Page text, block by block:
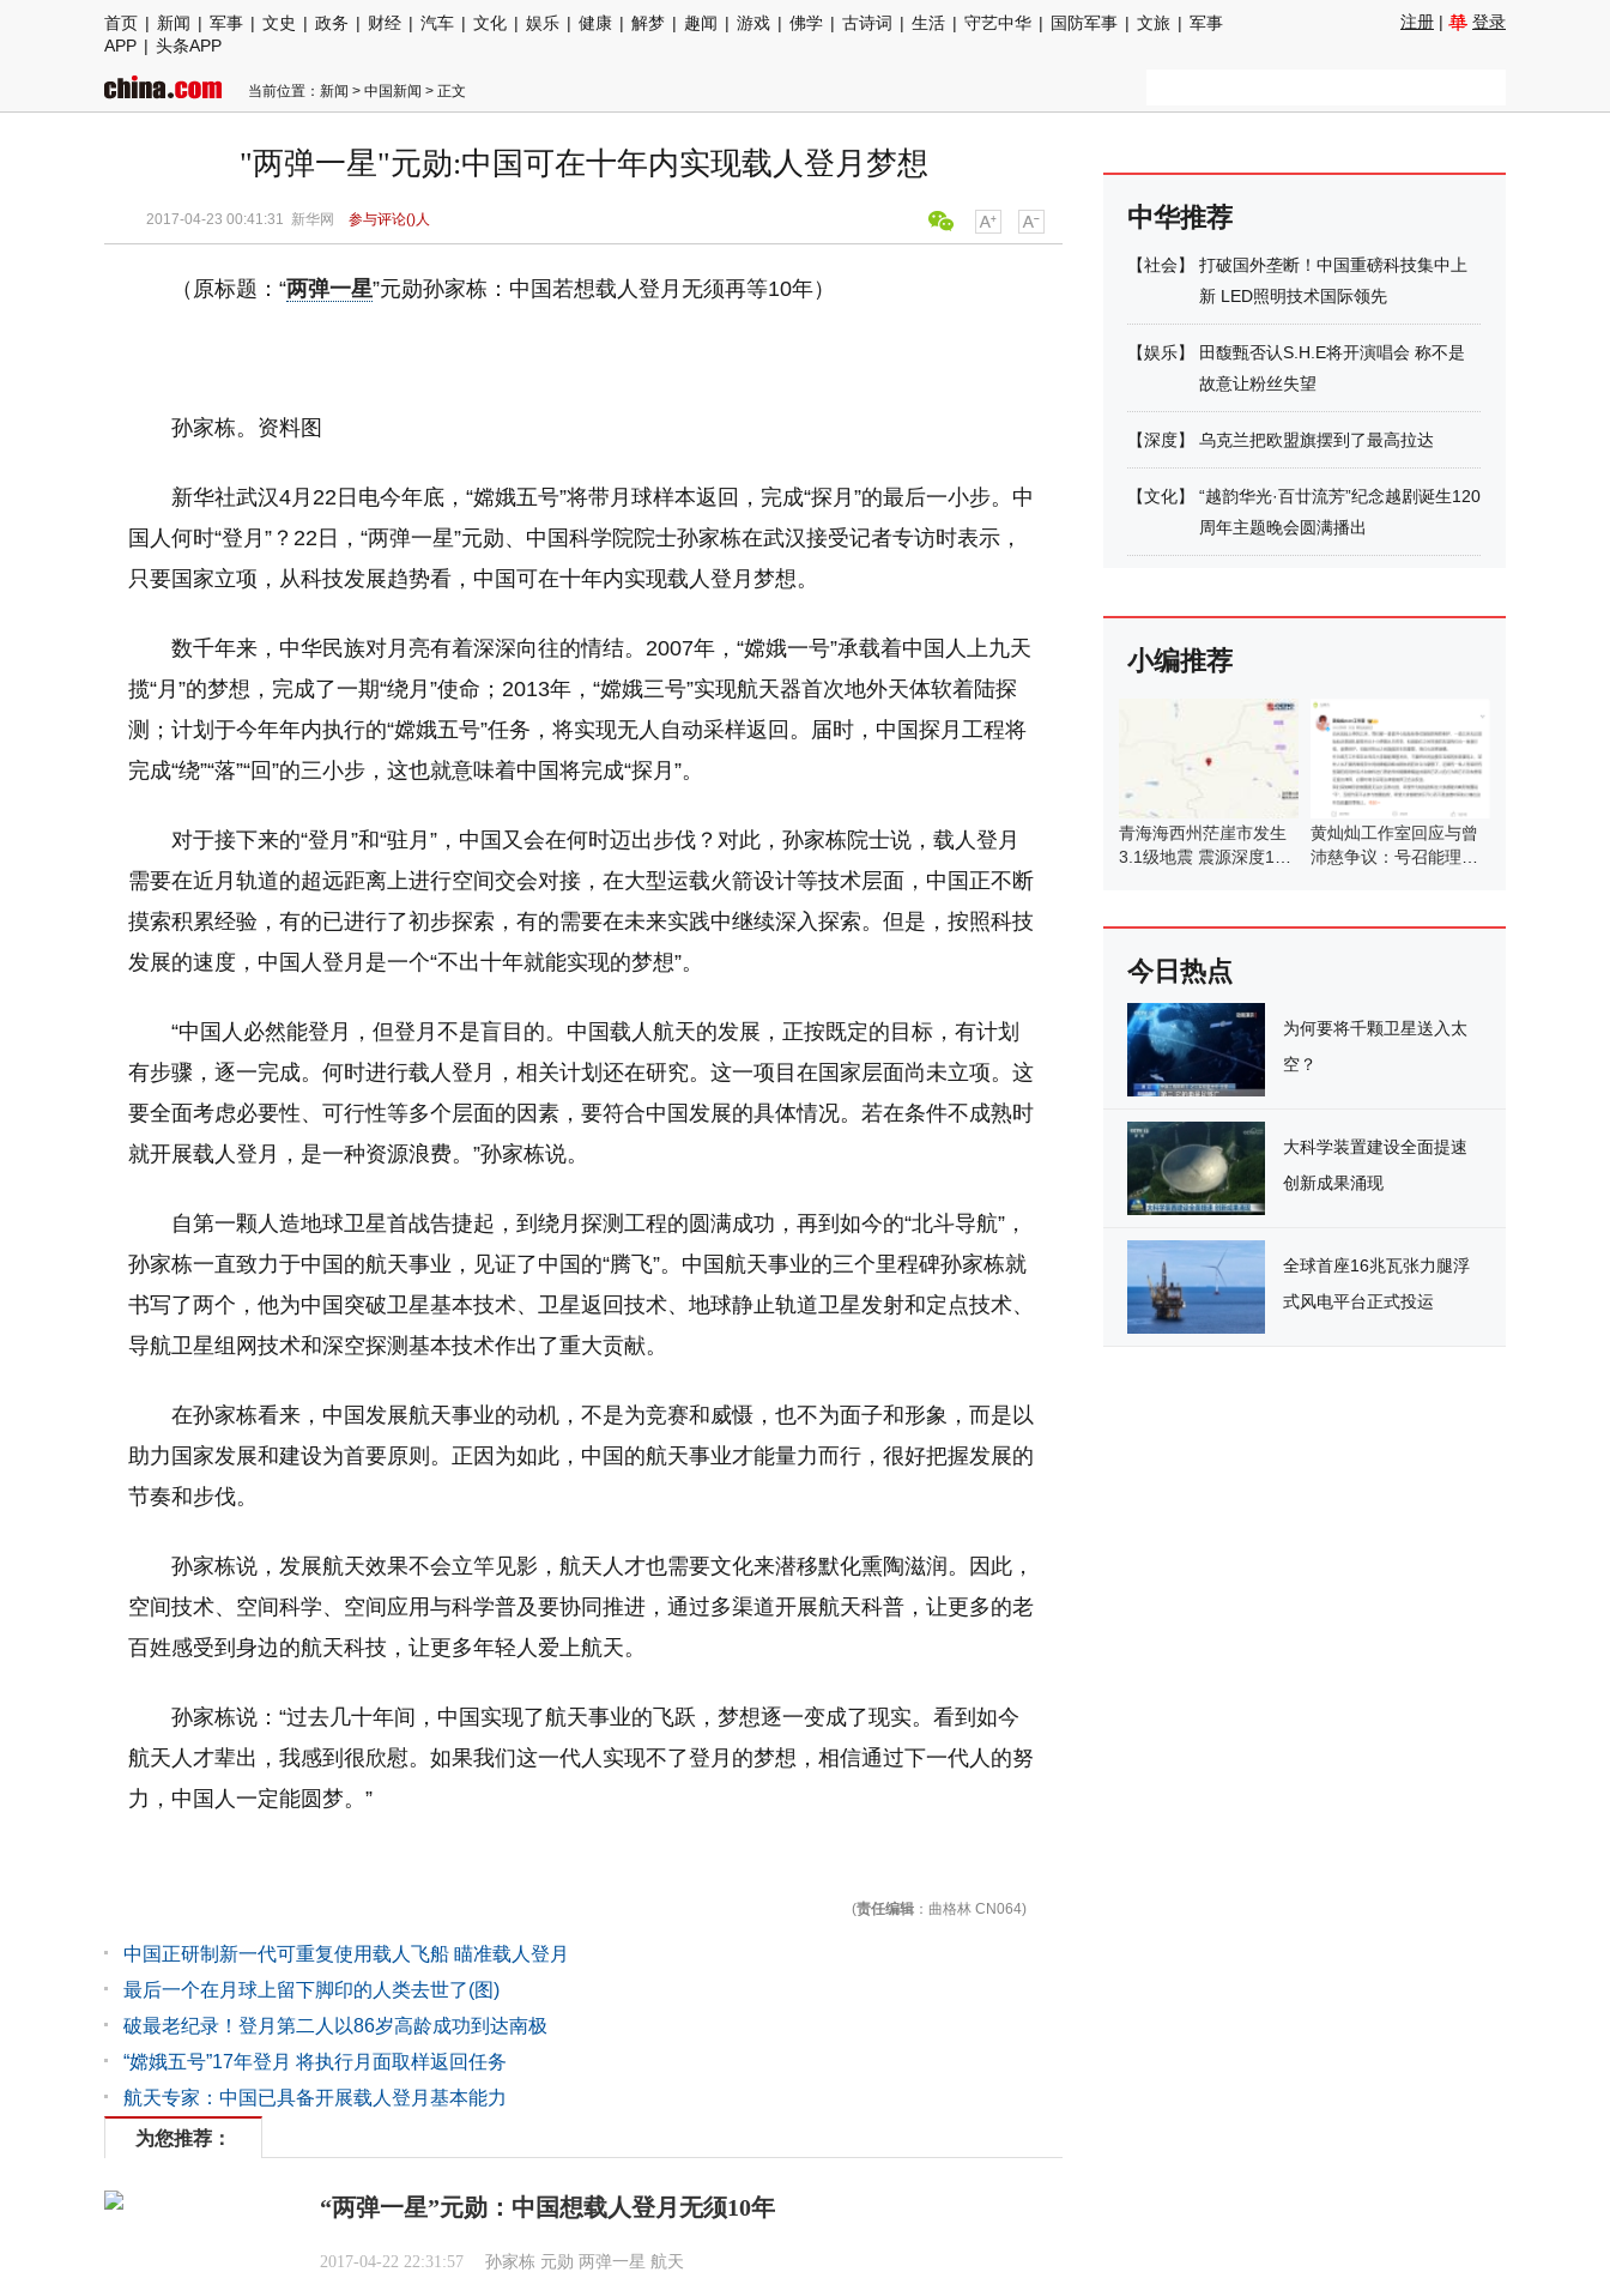
首页 | 新闻 | 军事 | 文史 | 政务 | 财经 | 汽车 | 文化 | 娱乐 | 健康 | 解梦 | 趣闻 | 游戏 | 佛学 | 古诗词 | 生活 | 守艺中华 | 国防军事 | 文旅 | 军事
APP | 头条APP
注册 | 登录
当前位置： 新闻 > 中国新闻 > 正文
"两弹一星"元勋:中国可在十年内实现载人登月梦想
2017-04-23 00:41:31 新华网 参与评论()人
（原标题：“两弹一星”元勋孙家栋：中国若想载人登月无须再等10年）
孙家栋。资料图
新华社武汉4月22日电今年底，“嫦娥五号”将带月球样本返回，完成“探月”的最后一小步。中
国人何时“登月”？22日，“两弹一星”元勋、中国科学院院士孙家栋在武汉接受记者专访时表示，
只要国家立项，从科技发展趋势看，中国可在十年内实现载人登月梦想。
数千年来，中华民族对月亮有着深深向往的情结。2007年，“嫦娥一号”承载着中国人上九天
揽“月”的梦想，完成了一期“绕月”使命；2013年，“嫦娥三号”实现航天器首次地外天体软着陆探
测；计划于今年年内执行的“嫦娥五号”任务，将实现无人自动采样返回。届时，中国探月工程将
完成“绕”“落”“回”的三小步，这也就意味着中国将完成“探月”。
对于接下来的“登月”和“驻月”，中国又会在何时迈出步伐？对此，孙家栋院士说，载人登月
需要在近月轨道的超远距离上进行空间交会对接，在大型运载火箭设计等技术层面，中国正不断
摸索积累经验，有的已进行了初步探索，有的需要在未来实践中继续深入探索。但是，按照科技
发展的速度，中国人登月是一个“不出十年就能实现的梦想”。
“中国人必然能登月，但登月不是盲目的。中国载人航天的发展，正按既定的目标，有计划
有步骤，逐一完成。何时进行载人登月，相关计划还在研究。这一项目在国家层面尚未立项。这
要全面考虑必要性、可行性等多个层面的因素，要符合中国发展的具体情况。若在条件不成熟时
就开展载人登月，是一种资源浪费。”孙家栋说。
自第一颗人造地球卫星首战告捷起，到绕月探测工程的圆满成功，再到如今的“北斗导航”，
孙家栋一直致力于中国的航天事业，见证了中国的“腾飞”。中国航天事业的三个里程碑孙家栋就
书写了两个，他为中国突破卫星基本技术、卫星返回技术、地球静止轨道卫星发射和定点技术、
导航卫星组网技术和深空探测基本技术作出了重大贡献。
在孙家栋看来，中国发展航天事业的动机，不是为竞赛和威慑，也不为面子和形象，而是以
助力国家发展和建设为首要原则。正因为如此，中国的航天事业才能量力而行，很好把握发展的
节奏和步伐。
孙家栋说，发展航天效果不会立竿见影，航天人才也需要文化来潜移默化熏陶滋润。因此，
空间技术、空间科学、空间应用与科学普及要协同推进，通过多渠道开展航天科普，让更多的老
百姓感受到身边的航天科技，让更多年轻人爱上航天。
孙家栋说：“过去几十年间，中国实现了航天事业的飞跃，梦想逐一变成了现实。看到如今
航天人才辈出，我感到很欣慰。如果我们这一代人实现不了登月的梦想，相信通过下一代人的努
力，中国人一定能圆梦。”
(责任编辑 ：曲格林 CN064)
中国正研制新一代可重复使用载人飞船 瞄准载人登月
最后一个在月球上留下脚印的人类去世了(图)
破最老纪录！登月第二人以86岁高龄成功到达南极
“嫦娥五号”17年登月 将执行月面取样返回任务
航天专家：中国已具备开展载人登月基本能力
为您推荐：
“两弹一星”元勋：中国想载人登月无须10年
2017-04-22 22:31:57 孙家栋 元勋 两弹一星 航天
中华推荐
【社会】
打破国外垄断！中国重磅科技集中上
新 LED照明技术国际领先
【娱乐】
田馥甄否认S.H.E将开演唱会 称不是
故意让粉丝失望
【深度】 乌克兰把欧盟旗摆到了最高拉达
【文化】
“越韵华光·百廿流芳”纪念越剧诞生120
周年主题晚会圆满播出
小编推荐
青海海西州茫崖市发生
3.1级地震 震源深度10
黄灿灿工作室回应与曾
沛慈争议：号召能理智
今日热点
为何要将千颗卫星送入太
空？
大科学装置建设全面提速
创新成果涌现
全球首座16兆瓦张力腿浮
式风电平台正式投运